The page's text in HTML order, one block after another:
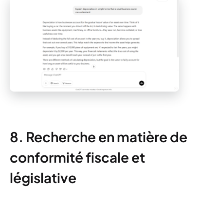
8. Recherche en matière de
conformité fiscale et
législative